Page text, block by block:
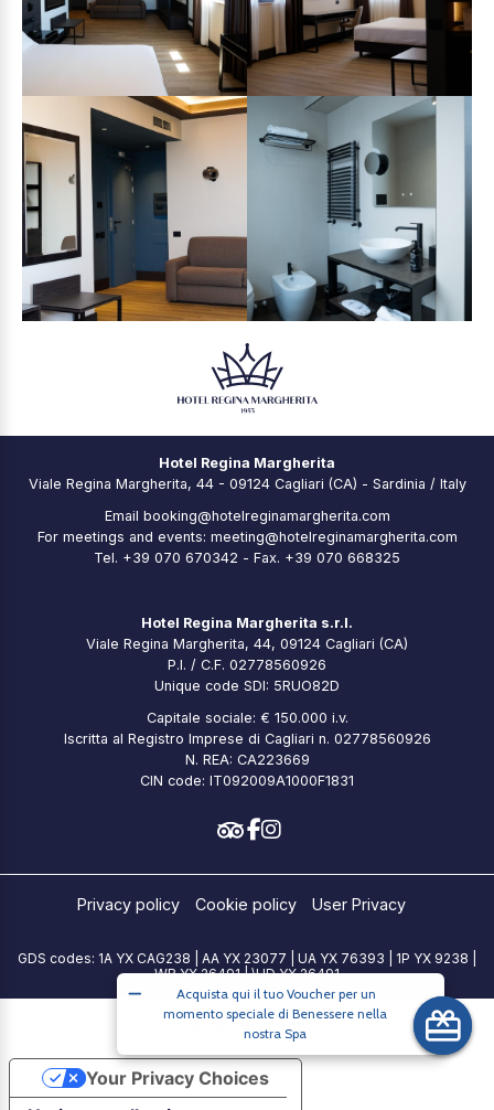
Hotel Regina Margherita
Viale Regina Margherita, 44 - 09124 Cagliari (CA) - Sardinia / Italy
Email booking@hotelreginamargherita.com
For meetings and events: meeting@hotelreginamargherita.com
Tel. +39 070 670342 - Fax. +39 070 668325
Hotel Regina Margherita s.r.l.
Viale Regina Margherita, 44, 09124 Cagliari (CA)
P.I. / C.F. 02778560926
Unique code SDI: 5RUO82D
Capitale sociale: € 150.000 i.v.
Iscritta al Registro Imprese di Cagliari n. 02778560926
N. REA: CA223669
CIN code: IT092009A1000F1831
Privacy policy Cookie policy User Privacy
GDS codes: 1A YX CAG238 | AA YX 23077 | UA YX 76393 | 1P YX 9238 |
WB YX 26491 | \HD YX 26491
Accessibility
Acquista qui il tuo Voucher per un
momento speciale di Benessere nella
nostra Spa
Your Privacy Choices